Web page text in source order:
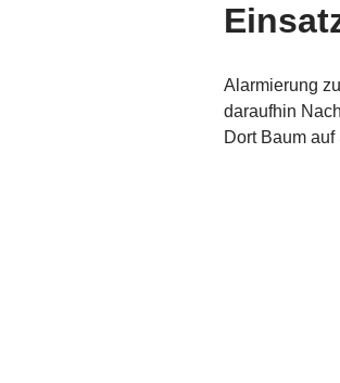
Alarmierung
daraufhin
Dort Baum